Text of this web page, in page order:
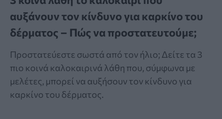
αυξάνουν τον κίνδυνο για καρκίνο του
δέρματος – Πώς να προστατευτούμε;
Προστατεύεστε σωστά από τον ήλιο; Δείτε τα 3
πιο κοινά καλοκαιρινά λάθη που, σύμφωνα με
μελέτες, μπορεί να αυξήσουν τον κίνδυνο για
καρκίνο του δέρματος.